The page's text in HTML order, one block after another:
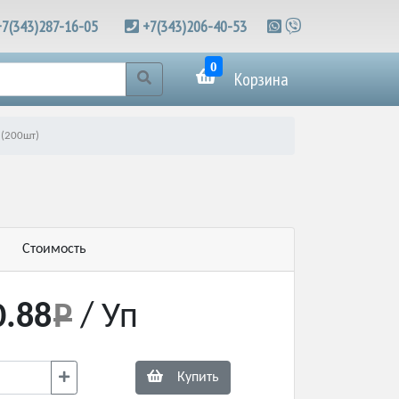
16-05 +7(343)206-40-53
0
Корзина
Стоимость
/ Уп
Купить